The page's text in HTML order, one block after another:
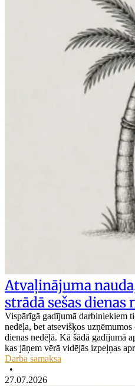
Atvaļinājuma
strādā sešas dienas
Vispārīgā gadījumā darbiniekiem
nedēļa, bet atsevišķos
dienas nedēļā. Kā šādā gadījumā
kas jāņem vērā vidējās izpeļņas
Darba samaksa
•
27.07.2026